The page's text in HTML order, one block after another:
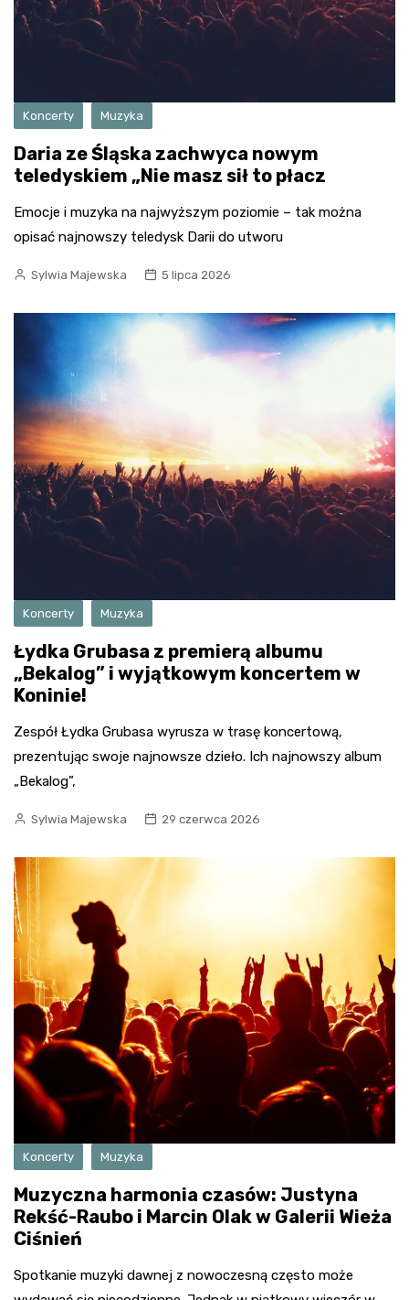
Koncerty Muzyka
Daria ze Śląska zachwyca nowym
teledyskiem „Nie masz sił to płacz
Emocje i muzyka na najwyższym poziomie – tak można
opisać najnowszy teledysk Darii do utworu
Sylwia Majewska 5 lipca 2026
Koncerty Muzyka
Łydka Grubasa z premierą albumu
„Bekalog” i wyjątkowym koncertem w
Koninie!
Zespół Łydka Grubasa wyrusza w trasę koncertową,
prezentując swoje najnowsze dzieło. Ich najnowszy album
„Bekalog”,
Sylwia Majewska 29 czerwca 2026
Koncerty Muzyka
Muzyczna harmonia czasów: Justyna
Rekść-Raubo i Marcin Olak w Galerii Wieża
Ciśnień
Spotkanie muzyki dawnej z nowoczesną często może